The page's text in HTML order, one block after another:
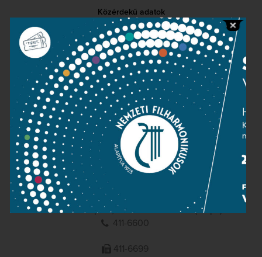
Közérdekű adatok
Sajtószoba
Adatvédelem
Impresszum
NEMZETI
FILHARMONIKUSOK
1095 Budapest, Komor Marcell u. 1. (Müpa)
411-6600
411-6699